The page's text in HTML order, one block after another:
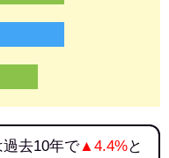
過去10年で▲4.4%と